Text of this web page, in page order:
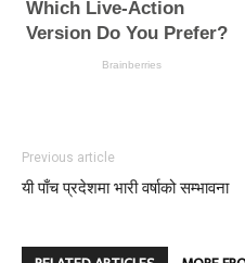
Previous article
यी पाँच प्रदेशमा भारी वर्षाको सम्भावना